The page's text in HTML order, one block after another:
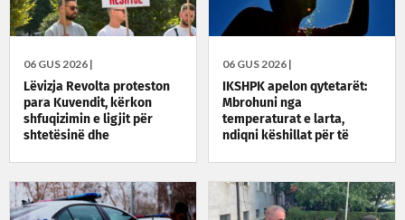
06 GUS 2026 |
Lëvizja Revolta proteston
para Kuvendit, kërkon
shfuqizimin e ligjit për
shtetësinë dhe
06 GUS 2026 |
IKSHPK apelon qytetarët:
Mbrohuni nga
temperaturat e larta,
ndiqni këshillat për të